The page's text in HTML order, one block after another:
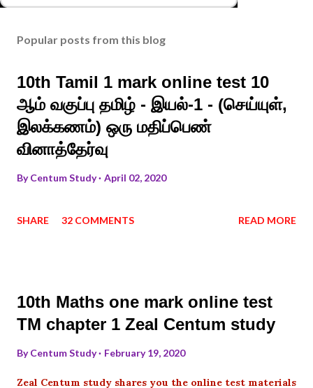
Popular posts from this blog
10th Tamil 1 mark online test 10
ஆம் வகுப்பு தமிழ் - இயல்-1 - (செய்யுள்,
இலக்கணம்) ஒரு மதிப்பெண்
வினாத்தேர்வு
ByCentum Study April 02, 2020
SHARE 32 COMMENTS READ MORE
10th Maths one mark online test
TM chapter 1 Zeal Centum study
ByCentum Study February 19, 2020
Zeal Centum study shares you the online test materials